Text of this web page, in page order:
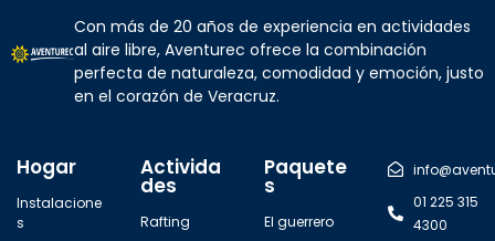
Con más de 20 años de experiencia en actividades
al aire libre, Aventurec ofrece la combinación
perfecta de naturaleza, comodidad y emoción, justo
en el corazón de Veracruz.
Hogar
Instalacione
s
Activida
des
Rafting
Paquete
s
El guerrero
01 225 315
4300